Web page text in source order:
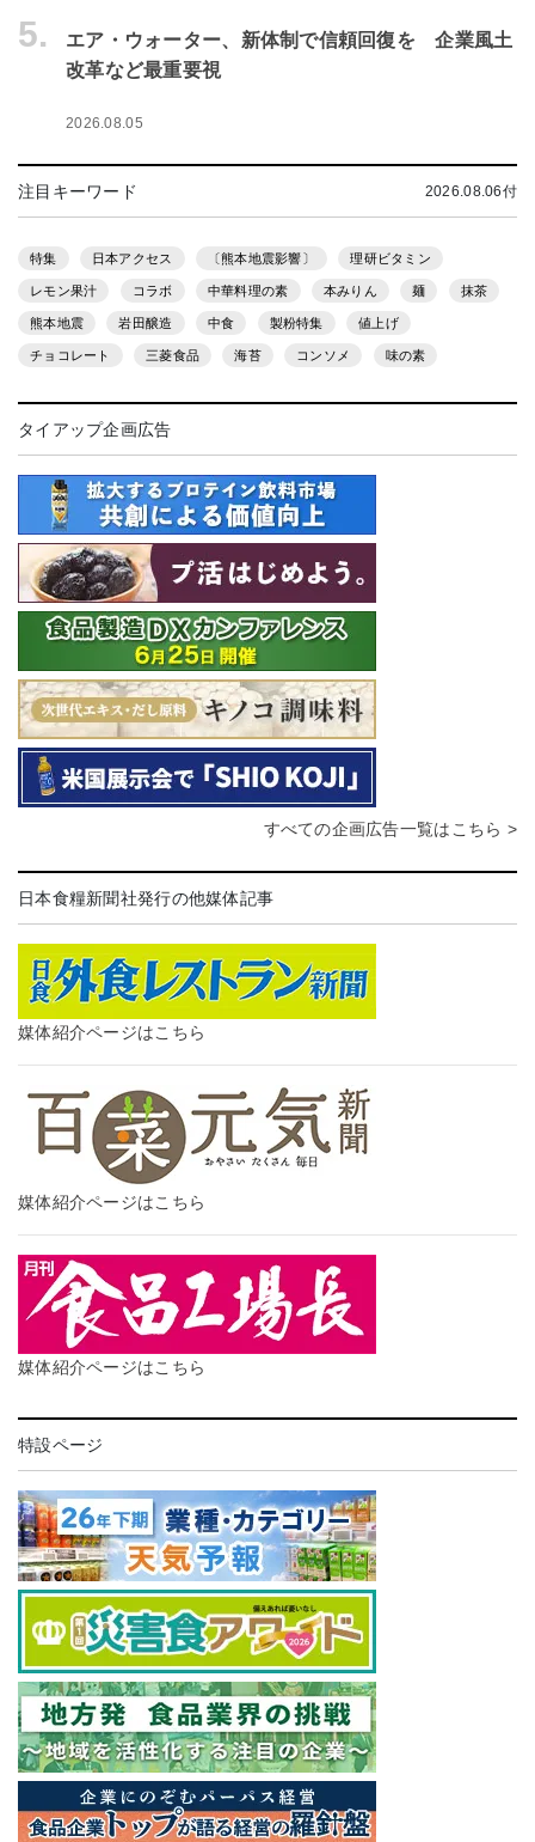
5.
エア・ウォーター、新体制で信頼回復を 企業風土
改革など最重要視
2026.08.05
注目キーワード 2026.08.06付
特集 日本アクセス 〔熊本地震影響〕 理研ビタミン
レモン果汁 コラボ 中華料理の素 本みりん 麺 抹茶
熊本地震 岩田醸造 中食 製粉特集 値上げ
チョコレート 三菱食品 海苔 コンソメ 味の素
タイアップ企画広告
すべての企画広告一覧はこちら >
日本食糧新聞社発行の他媒体記事
媒体紹介ページはこちら
媒体紹介ページはこちら
媒体紹介ページはこちら
特設ページ